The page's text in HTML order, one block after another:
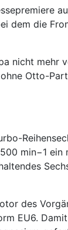
dem die
nicht
Otto-
min−1
des
EU6.